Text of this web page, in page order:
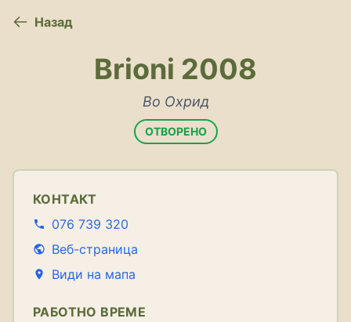
Назад
Brioni 2008
Во Охрид
ОТВОРЕНО
КОНТАКТ
076 739 320
Веб-страница
Види на мапа
РАБОТНО ВРЕМЕ